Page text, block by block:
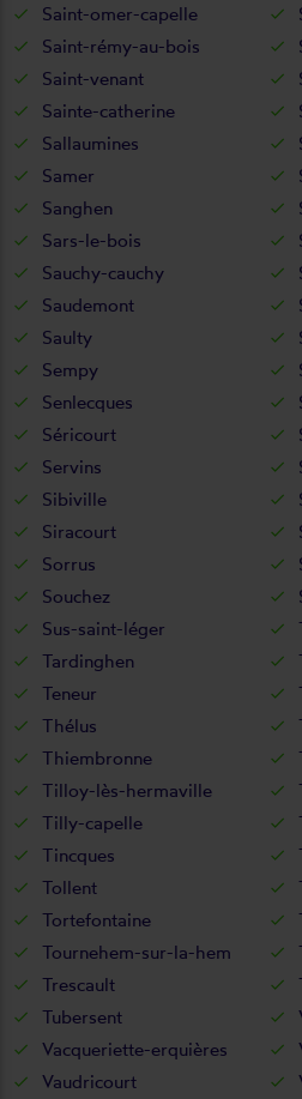
Saint-omer-capelle
Saint-rémy-au-bois
Saint-venant
Sainte-catherine
Sallaumines
Samer
Sanghen
Sars-le-bois
Sauchy-cauchy
Saudemont
Saulty
Sempy
Senlecques
Séricourt
Servins
Sibiville
Siracourt
Sorrus
Souchez
Sus-saint-léger
Tardinghen
Teneur
Thélus
Thiembronne
Tilloy-lès-hermaville
Tilly-capelle
Tincques
Tollent
Tortefontaine
Tournehem-sur-la-hem
Trescault
Tubersent
Vacqueriette-erquières
Vaudricourt